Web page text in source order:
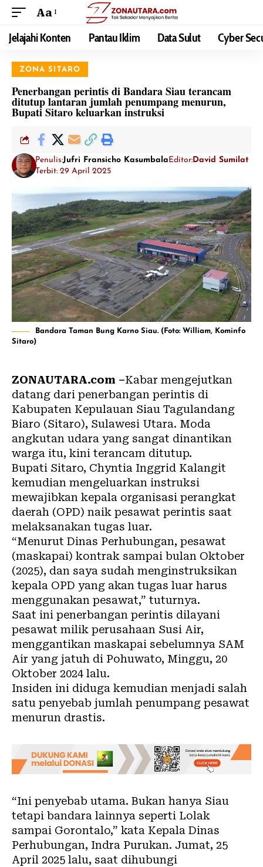
Aa
Jelajahi Konten Pantau Iklim Data Sulut Cyber
ZONA SITARO
Penerbangan perintis di Bandara Siau terancam
ditutup lantaran jumlah penumpang menurun,
Bupati Sitaro keluarkan instruksi
Penulis:Jufri Fransicho KasumbalaEditor:David Sumilat
Terbit: 29 April 2025
Bandara Taman Bung Karno Siau. (Foto: William, Kominfo
Sitaro)
ZONAUTARA.com –Kabar mengejutkan
datang dari penerbangan perintis di
Kabupaten Kepulauan Siau Tagulandang
Biaro (Sitaro), Sulawesi Utara. Moda
angkutan udara yang sangat dinantikan
warga itu, kini terancam ditutup.
Bupati Sitaro, Chyntia Inggrid Kalangit
kemudian mengeluarkan instruksi
mewajibkan kepala organisasi perangkat
daerah (OPD) naik pesawat perintis saat
melaksanakan tugas luar.
“Menurut Dinas Perhubungan, pesawat
(maskapai) kontrak sampai bulan Oktober
(2025), dan saya sudah menginstruksikan
kepala OPD yang akan tugas luar harus
menggunakan pesawat,” tuturnya.
Saat ini penerbangan perintis dilayani
pesawat milik perusahaan Susi Air,
menggantikan maskapai sebelumnya SAM
Air yang jatuh di Pohuwato, Minggu, 20
Oktober 2024 lalu.
Insiden ini diduga kemudian menjadi salah
satu penyebab jumlah penumpang pesawat
menurun drastis.
“Ini penyebab utama. Bukan hanya Siau
tetapi bandara lainnya seperti Lolak
sampai Gorontalo,” kata Kepala Dinas
Perhubungan, Indra Purukan. Jumat, 25
April 2025 lalu, saat dihubungi